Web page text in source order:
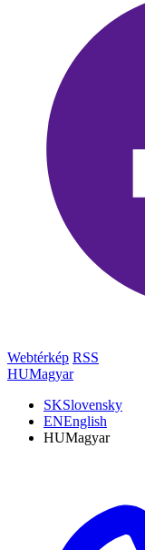
Webtérkép RSS
HUMagyar
SKSlovensky
ENEnglish
HUMagyar